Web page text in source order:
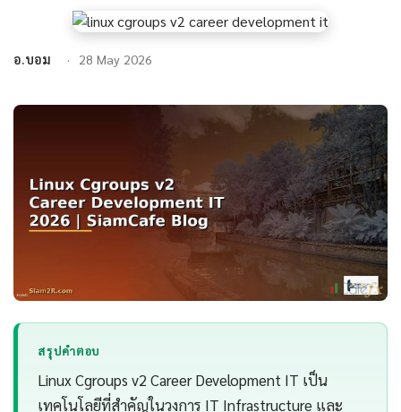
อ.บอม 28 May 2026
สรุปคำตอบ
Linux Cgroups v2 Career Development IT เป็น
เทคโนโลยีที่สำคัญในวงการ IT Infrastructure และ